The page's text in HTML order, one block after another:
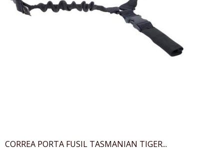
CORREA PORTA FUSIL TASMANIAN TIGER...